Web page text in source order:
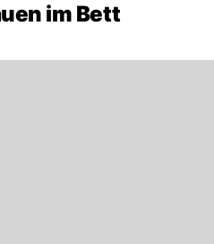
im Bett